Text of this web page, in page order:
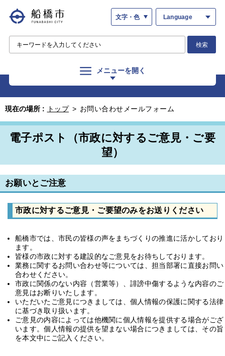
文字・色 Language
検索
メニューを開く
現在の場所 : トップ > お問い合わせメールフォーム
電子ポスト（市政に対するご意見・ご要
望）
お願いとご注意
市政に対するご意見・ご要望のみをお送りください
船橋市では、市民の皆様の声をまちづくりの推進に活かしており
ます。
皆様の市政に対する建設的なご意見をお待ちしております。
業務に関するお問い合わせ等については、担当部署に直接お問い
合わせください。
市政に関係のない内容（営業等）、誹謗中傷するような内容のご
意見はお断りいたします。
いただいたご意見につきましては、個人情報の保護に関する法律
に基づき取り扱います。
ご意見の内容によっては他機関に個人情報を提供する場合がござ
います。個人情報の提供を望まない場合につきましては、その旨
を本文中にご記入ください。